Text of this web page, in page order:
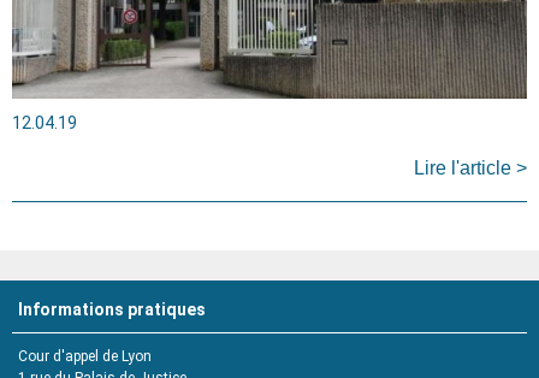
12.04.19
Lire l'article >
Informations pratiques
Cour d'appel de Lyon